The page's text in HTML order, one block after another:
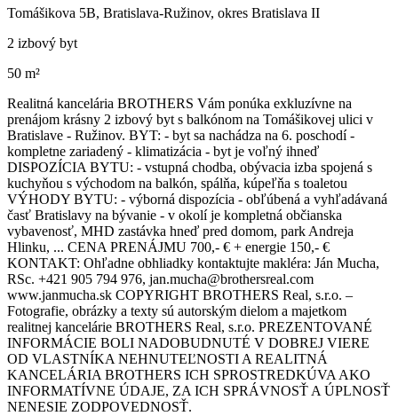
Tomášikova 5B, Bratislava-Ružinov, okres Bratislava II
2 izbový byt
50 m²
Realitná kancelária BROTHERS Vám ponúka exkluzívne na
prenájom krásny 2 izbový byt s balkónom na Tomášikovej ulici v
Bratislave - Ružinov. BYT: - byt sa nachádza na 6. poschodí -
kompletne zariadený - klimatizácia - byt je voľný ihneď
DISPOZÍCIA BYTU: - vstupná chodba, obývacia izba spojená s
kuchyňou s východom na balkón, spálňa, kúpeľňa s toaletou
VÝHODY BYTU: - výborná dispozícia - obľúbená a vyhľadávaná
časť Bratislavy na bývanie - v okolí je kompletná občianska
vybavenosť, MHD zastávka hneď pred domom, park Andreja
Hlinku, ... CENA PRENÁJMU 700,- € + energie 150,- €
KONTAKT: Ohľadne obhliadky kontaktujte makléra: Ján Mucha,
RSc. +421 905 794 976, jan.mucha@brothersreal.com
www.janmucha.sk COPYRIGHT BROTHERS Real, s.r.o. –
Fotografie, obrázky a texty sú autorským dielom a majetkom
realitnej kancelárie BROTHERS Real, s.r.o. PREZENTOVANÉ
INFORMÁCIE BOLI NADOBUDNUTÉ V DOBREJ VIERE
OD VLASTNÍKA NEHNUTEĽNOSTI A REALITNÁ
KANCELÁRIA BROTHERS ICH SPROSTREDKÚVA AKO
INFORMATÍVNE ÚDAJE, ZA ICH SPRÁVNOSŤ A ÚPLNOSŤ
NENESIE ZODPOVEDNOSŤ.